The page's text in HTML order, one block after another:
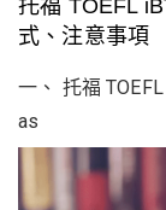
托福 TOEFL
式、注意事項
一、 托福
as